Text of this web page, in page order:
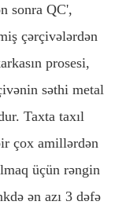
sonra QC',
çərçivələrdən
prosesi,
səthi metal
Taxta taxıl
çox amillərdən
üçün rəngin
ən azı 3 dəfə